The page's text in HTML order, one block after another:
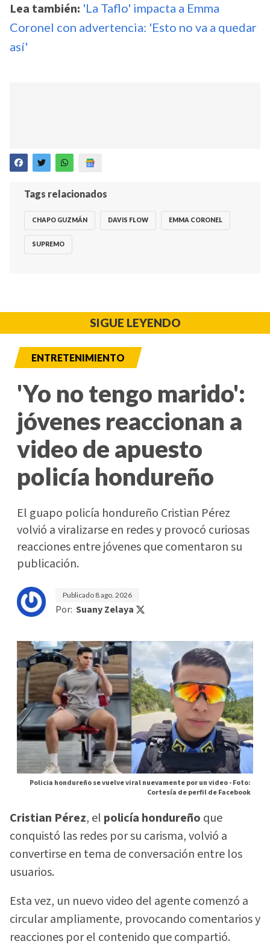
Lea también: 'La Taflo' impacta a Emma
Coronel con advertencia: 'Esto no va a quedar
así'
Tags relacionados
CHAPO GUZMÁN DAVIS FLOW EMMA CORONEL
SUPREMO
SIGUE LEYENDO
ENTRETENIMIENTO
'Yo no tengo marido':
jóvenes reaccionan a
video de apuesto
policía hondureño
El guapo policía hondureño Cristian Pérez
volvió a viralizarse en redes y provocó curiosas
reacciones entre jóvenes que comentaron su
publicación.
Publicado 8 ago. 2026
Por: Suany Zelaya
Policia hondureño se vuelve viral nuevamente por un video -Foto:
Cortesía de perfil de Facebook
Cristian Pérez, el policía hondureño que
conquistó las redes por su carisma, volvió a
convertirse en tema de conversación entre los
usuarios.
Esta vez, un nuevo video del agente comenzó a
circular ampliamente, provocando comentarios y
reacciones por el contenido que compartió.